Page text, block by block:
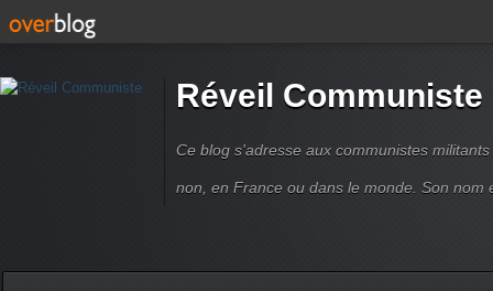
Réveil Communiste
Ce blog s'adresse aux communistes
non, en France ou dans le monde. Son nom